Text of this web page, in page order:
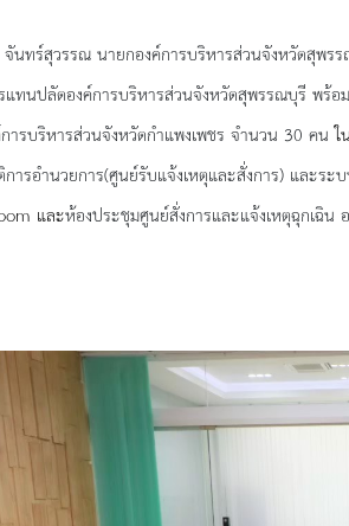
ารพัฒนา
.สัมพันธ์
อ-จัดจ้าง
-จัดจ้างภาครัฐ
บริการกล้อง CCTV
นายกองค์การบริหารส่วนจังหวัดสุพรรณบุรี
ทนปลัดองค์การบริหารส่วนจังหวัดสุพรรณบุรี พร้
รบริหารส่วนจังหวัดกำแพงเพชร จำนวน 30 คน
ารอำนวยการ(ศูนย์รับแจ้งเหตุและสั่งการ) และ
และห้องประชุมศูนย์สั่งการและแจ้งเหตุฉุกเฉิน